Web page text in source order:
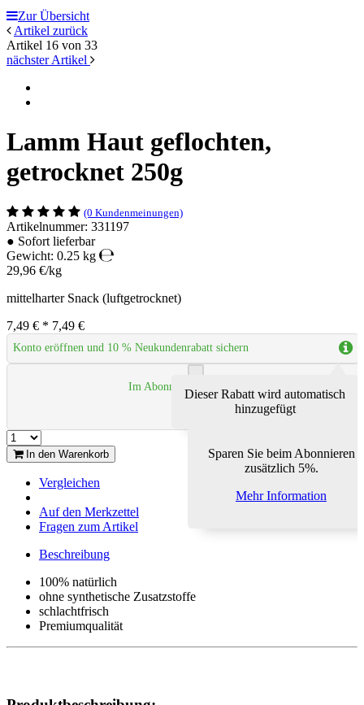
Zur Übersicht
Artikel zurück
Artikel 16 von 33
nächster Artikel
Lamm Haut geflochten,
getrocknet 250g
(0 Kundenmeinungen)
Artikelnummer: 331197
● Sofort lieferbar
Gewicht: 0.25 kg
29,96 €/kg
mittelharter Snack (luftgetrocknet)
7,49 € * 7,49 €
Konto eröffnen und 10 % Neukundenrabatt sichern
Dieser Rabatt wird automatisch
hinzugefügt
Im Abonnement 5% sparen
Sparen Sie beim Abonnieren
zusätzlich 5%.
Mehr Information
In den Warenkorb
Vergleichen
Auf den Merkzettel
Fragen zum Artikel
Beschreibung
100% natürlich
ohne synthetische Zusatzstoffe
schlachtfrisch
Premiumqualität